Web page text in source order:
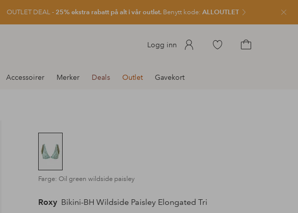
OUTLET DEAL - 25% ekstra rabatt på alt i vår outlet. Benytt kode: ALLOUTLET Lukk
Logg inn
Gå
Accessoirer Merker Deals Outlet Gavekort
Farge: Oil green wildside paisley
Roxy Bikini-BH Wildside Paisley Elongated Tri